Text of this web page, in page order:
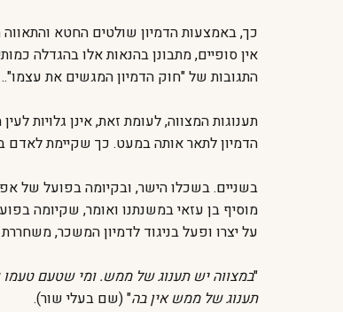
כך, באמצעות הדמיון שולטים החטא
אין סופיים, מתבונן בהנאות אלו בהגדלה
התגובות של "חוק הדמיון המגשים את
תענוגות המצווה, לעומת זאת, אינן גלויות
הדמיון לתאר אותה במעט. כך שקיימת לאדם
בשניים. בשכלו הישר, ובקיומה בפועל של
מוסיף בן עזאי במשנתנו ואומר, שקיומה
על יצרו ופעל בניגוד לדמיון המשכר,
"במצווה יש תענוג של ממש. ומי שטעם טעמו
תענוג של ממש אין בה" (שם בעלי שור).